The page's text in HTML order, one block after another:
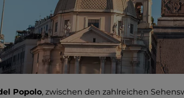
Popolo, zwischen den zahlreichen